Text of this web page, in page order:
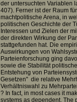
der untersuchten Variablen
407). Ferner ist der Raum
machtpolitische Arena, in
politischen Geschichte der
Interessen und Zielen der
der direkten Wirkung der
stattgefunden hat. Die
Auswirkungen von
Parteienforschung ging
sowie die Stabilität
Entstehung von
Gesetzen" die relative
Verhältniswahl zu
? In fact, in most cases it
systems as dependent. The